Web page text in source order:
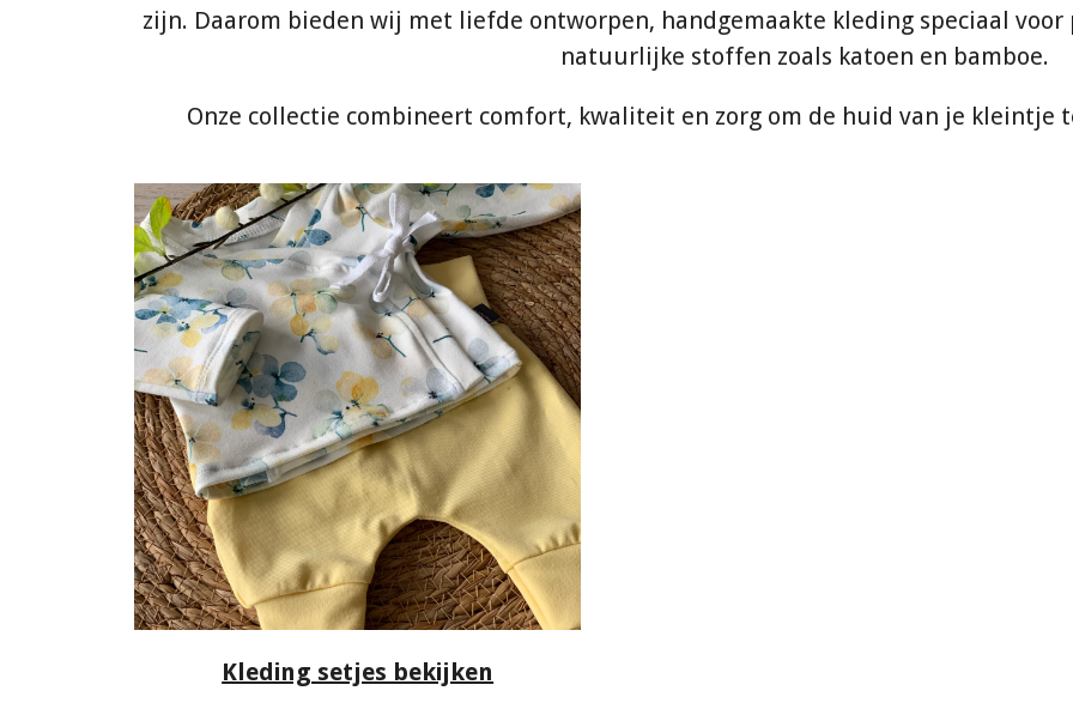
zijn. Daarom bieden wij met liefde ontworpen, handgemaakte kleding speciaal
natuurlijke stoffen zoals katoen en bamboe.
Onze collectie combineert comfort, kwaliteit en zorg om de huid van je kleintje
Kleding setjes bekijken